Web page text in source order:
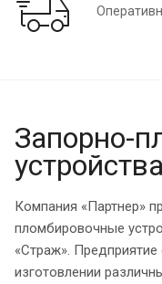
Запорно-
устройства
Компания «Партнер»
пломбировочные
«Страж». Предприятие
изготовлении